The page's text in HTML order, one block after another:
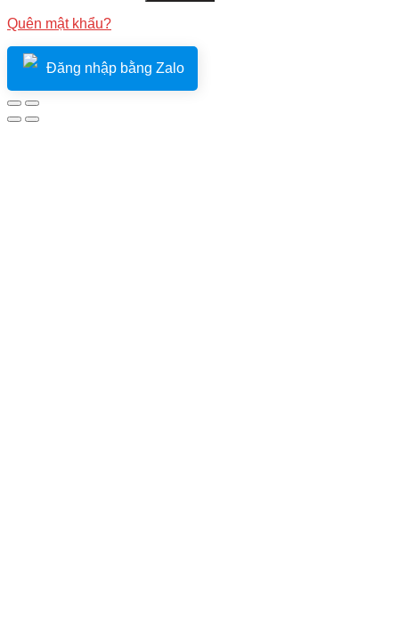
Quên mật khẩu?
Đăng nhập bằng Zalo